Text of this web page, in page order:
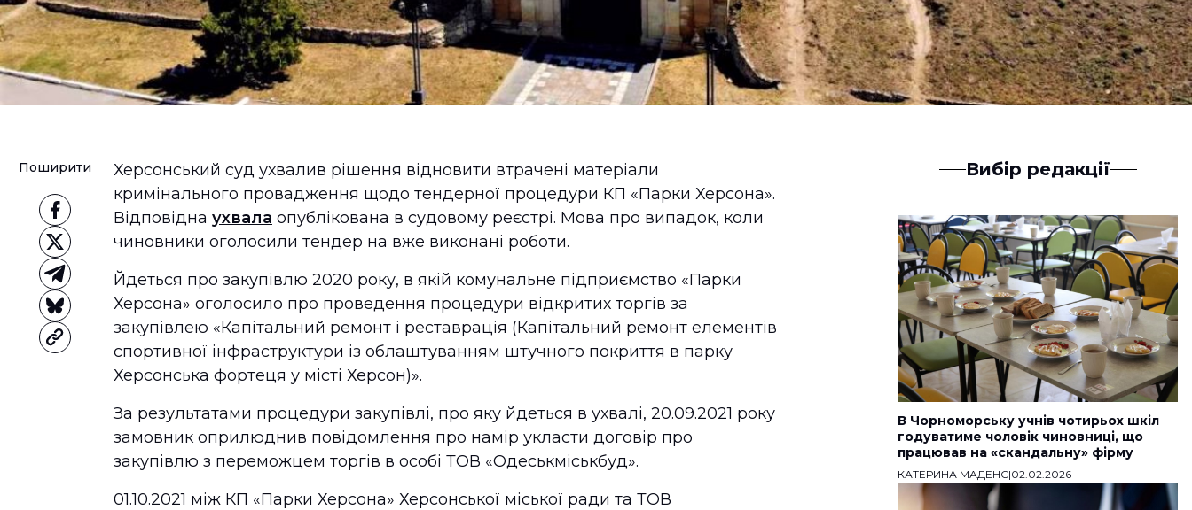
Поширити
Херсонський суд ухвалив рішення відновити втрачені матеріали
кримінального провадження щодо тендерної процедури КП «Парки Херсона».
Відповідна ухвала опублікована в судовому реєстрі. Мова про випадок, коли
чиновники оголосили тендер на вже виконані роботи.
Йдеться про закупівлю 2020 року, в якій комунальне підприємство «Парки
Херсона» оголосило про проведення процедури відкритих торгів за
закупівлею «Капітальний ремонт і реставрація (Капітальний ремонт елементів
спортивної інфраструктури із облаштуванням штучного покриття в парку
Херсонська фортеця у місті Херсон)».
За результатами процедури закупівлі, про яку йдеться в ухвалі, 20.09.2021 року
замовник оприлюднив повідомлення про намір укласти договір про
закупівлю з переможцем торгів в особі ТОВ «Одеськміськбуд».
01.10.2021 між КП «Парки Херсона» Херсонської міської ради та ТОВ
Вибір редакції
В Чорноморську учнів чотирьох шкіл
годуватиме чоловік чиновниці, що
працював на «скандальну» фірму
КАТЕРИНА МАДЕНС|02.02.2026